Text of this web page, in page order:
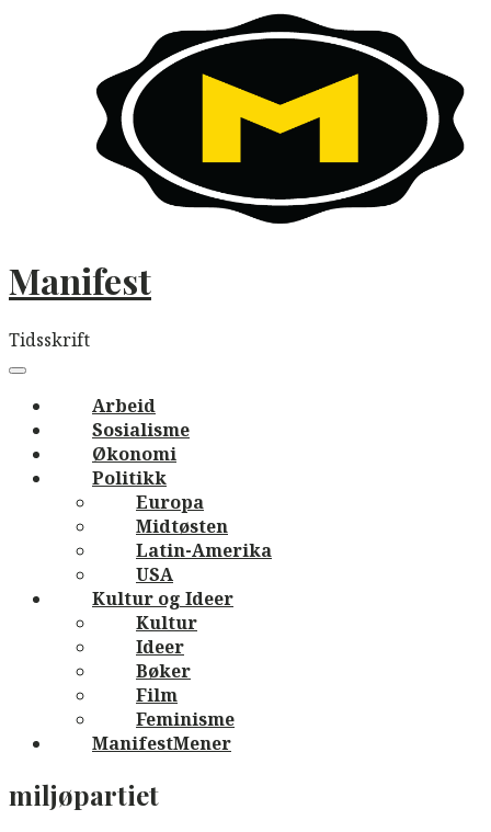
Manifest
Tidsskrift
navigation
Menu
Arbeid
Sosialisme
Økonomi
Politikk
Europa
Midtøsten
Latin-Amerika
USA
Kultur og Ideer
Kultur
Ideer
Bøker
Film
Feminisme
ManifestMener
miljøpartiet